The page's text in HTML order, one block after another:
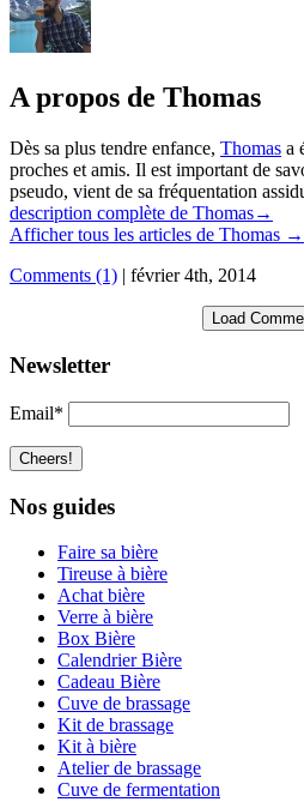
A propos de Thomas
Dès sa plus tendre enfance, Thomas a
proches et amis. Il est important de
pseudo, vient de sa fréquentation
description complète de Thomas→
Afficher tous les articles de Thomas →
Comments (1) | février 4th, 2014
Load
Newsletter
Email*
Nos guides
Faire sa bière
Tireuse à bière
Achat bière
Verre à bière
Box Bière
Calendrier Bière
Cadeau Bière
Cuve de brassage
Kit de brassage
Kit à bière
Atelier de brassage
Cuve de fermentation